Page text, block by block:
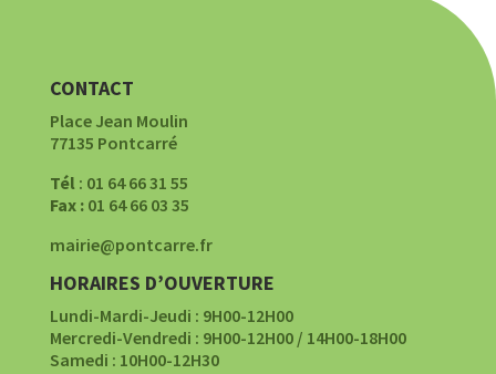
CONTACT
Place Jean Moulin
77135 Pontcarré
Tél : 01 64 66 31 55
Fax :01 64 66 03 35
mairie@pontcarre.fr
HORAIRES D’OUVERTURE
Lundi-Mardi-Jeudi : 9H00-12H00
Mercredi-Vendredi : 9H00-12H00 / 14H00-18H00
Samedi : 10H00-12H30